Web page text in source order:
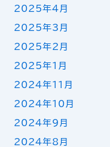
2025年4月
2025年3月
2025年2月
2025年1月
2024年11月
2024年10月
2024年9月
2024年8月